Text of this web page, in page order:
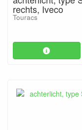
rechts, Iveco
Touracs